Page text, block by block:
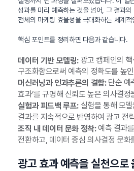
성과를 미리 예측하는 것을 넘어, 그 결과의
전체의 마케팅 효율성을 극대화하는 체계
핵심 포인트를 정리하면 다음과 같습니다.
데이터 기반 모델링:광고 캠페인의
구조화함으로써 예측의 정확도를 높
머신러닝과 인과추론의 결합:단순 예
효과’를 규명해 신뢰도 높은 의사결정
실험과 피드백 루프:실험을 통해 모델
결과를 지속적으로 반영하여 광고 전
조직 내 데이터 문화 정착:예측 결과
전환하고, 데이터 중심 의사결정 문화
광고 효과 예측을 실천으로